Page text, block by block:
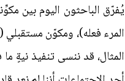
يُفرّق الباحثون اليوم بين
المرء فعله)، ومكوّن
المثال، قد ننسى تنفيذ نيةٍ